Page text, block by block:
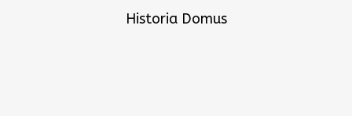
Historia Domus